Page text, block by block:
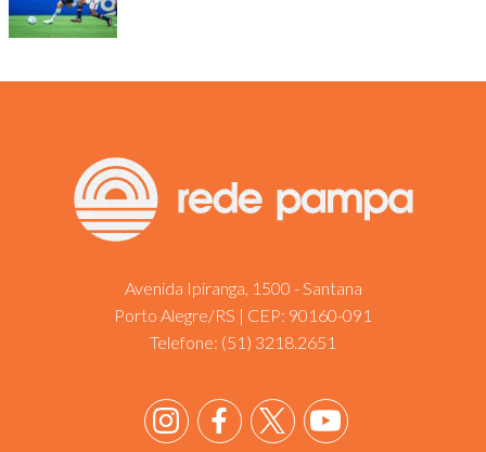
Avenida Ipiranga, 1500 - Santana
Porto Alegre/RS | CEP: 90160-091
Telefone: (51) 3218.2651